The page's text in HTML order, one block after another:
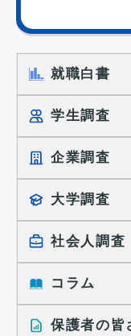
就職白書
学生調査
就職プロセス調
就職活動
大学生の実態調
働きたい組織の
大学生の地域間
就職活動に関
企業調査
採用に関する調
採用活動に関す
大学調査
社会人調査
就職活動と入社
就業レディネス
コラム
インタビュー記
保護者の皆